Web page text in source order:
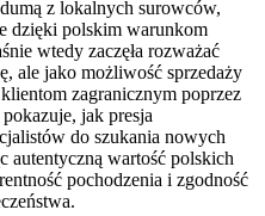
z lokalnych surowców,
dzięki polskim warunkom
wtedy zaczęła rozważać
ale jako możliwość sprzedaży
zagranicznym poprzez
jak presja
do szukania nowych
autentyczną wartość polskich
pochodzenia i zgodność